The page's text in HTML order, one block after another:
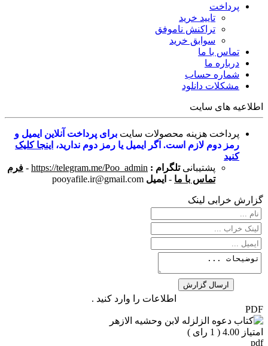
پرداخت
تایید خرید
تراکنش ناموفق
سوابق خرید
تماس با ما
درباره ما
شماره حساب
مشکلات دانلود
اطلاعیه های سایت
پرداخت هزینه محصولات سایت برای پرداخت آنلاین ایمیل و
رمز دوم لازم است. اگر ایمیل یا رمز دوم ندارید، اینجا کلیک
کنید
پشتیبانی تلگرام : https://telegram.me/Poo_admin
- فرم
تماس با ما - ایمیل pooyafile.ir@gmail.com
گزارش خرابی لینک
اطلاعات را وارد کنید .
PDF
امتیاز 4.00 ( 1 رای )
pdf